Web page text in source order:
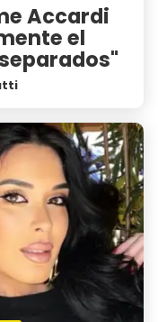
Accardi
el